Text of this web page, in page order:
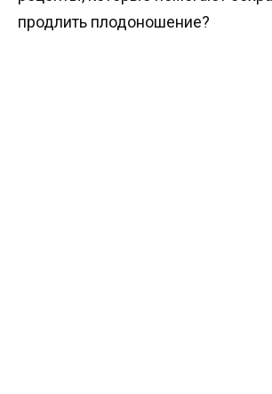
продлить плодоношение?